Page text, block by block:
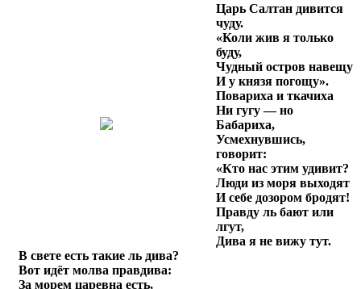
Царь Салтан дивится
чуду.
«Коли жив я только
буду,
Чудный остров навещу
И у князя погощу».
Повариха и ткачиха
Ни гугу — но
Бабариха,
Усмехнувшись,
говорит:
«Кто нас этим удивит?
Люди из моря выходят
И себе дозором бродят!
Правду ль бают или
лгут,
Дива я не вижу тут.
В свете есть такие ль дива?
Вот идёт молва правдива:
За морем царевна есть,